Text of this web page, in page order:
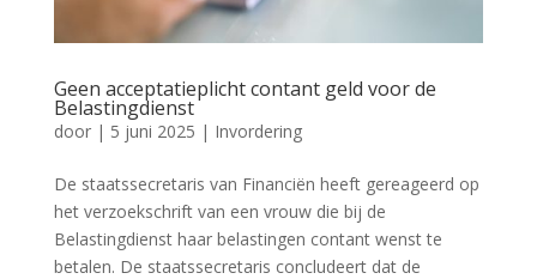
Geen acceptatieplicht contant geld voor de
Belastingdienst
door | 5 juni 2025 | Invordering
De staatssecretaris van Financiën heeft gereageerd op
het verzoekschrift van een vrouw die bij de
Belastingdienst haar belastingen contant wenst te
betalen. De staatssecretaris concludeert dat de